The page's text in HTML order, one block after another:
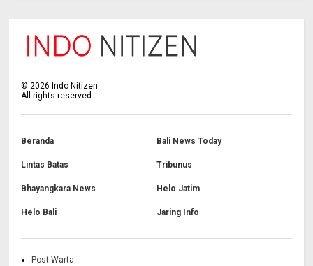
©2026 Indo Nitizen
All rights reserved.
Beranda Bali News Today
Lintas Batas Tribunus
Bhayangkara News Helo Jatim
Helo Bali Jaring Info
Post Warta